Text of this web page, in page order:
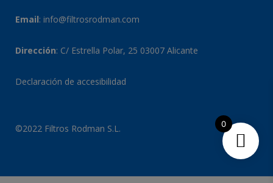
Email: info@filtrosrodman.com
Dirección: C/ Estrella Polar, 25 03007 Alicante
Declaración de accesibilidad
©2022 Filtros Rodman S.L. 0